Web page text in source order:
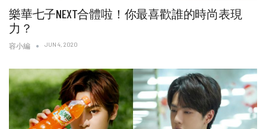
樂華七子NEXT合體啦！你最喜歡誰的時尚表現
力？
容小編 JUN 4, 2020